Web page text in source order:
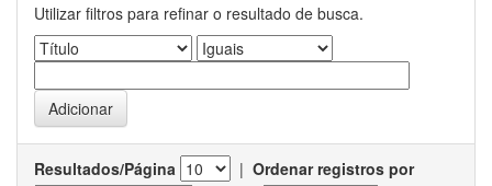
Utilizar filtros para refinar o resultado de busca.
Resultados/Página | Ordenar registros por